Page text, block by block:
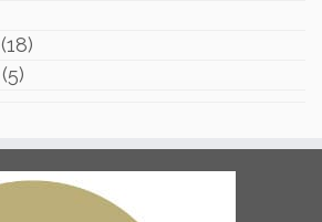
(18)
(5)